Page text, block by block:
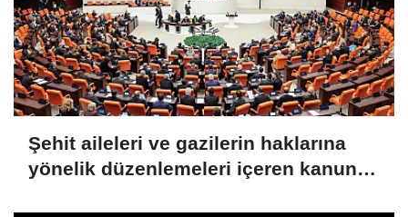
Şehit aileleri ve gazilerin haklarına
yönelik düzenlemeleri içeren kanun